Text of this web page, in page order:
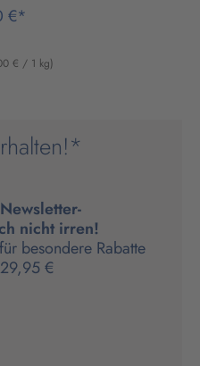
€*
€ / 1 kg)
nicht irren!
besondere Rabatte
€